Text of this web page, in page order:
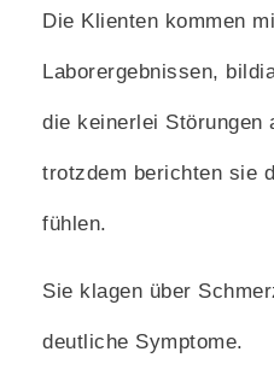
Die Klienten kommen
Laborergebnissen,
die keinerlei Störungen
trotzdem berichten sie
fühlen.
Sie klagen über
deutliche Symptome.